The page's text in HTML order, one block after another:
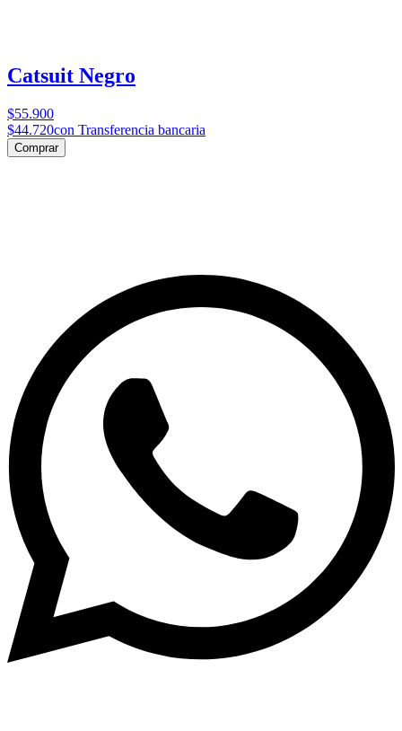
Catsuit Negro
$55.900
$44.720con Transferencia bancaria
Comprar